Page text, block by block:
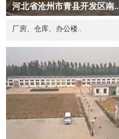
河北省沧州市青县开发区南..
厂房、仓库、办公楼..